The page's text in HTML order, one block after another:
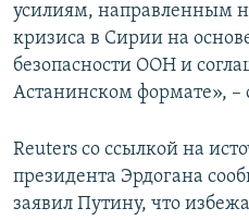
усилиям, направленным
кризиса в Сирии на
безопасности ООН и
Астанинском формате», –
Reuters со ссылкой на
президента Эрдогана
заявил Путину, что